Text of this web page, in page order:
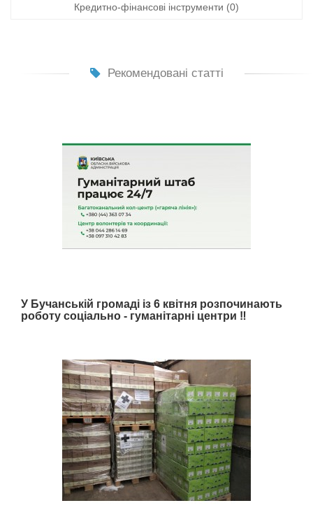
Кредитно-фінансові інструменти (0)
Рекомендовані статті
У Бучанській громаді із 6 квітня розпочинають
роботу соціально - гуманітарні центри ‼️